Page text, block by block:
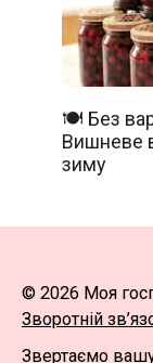
🍽️ Без
Вишневе
зиму
© 2026 Моя
Зворотній
Звертаємо